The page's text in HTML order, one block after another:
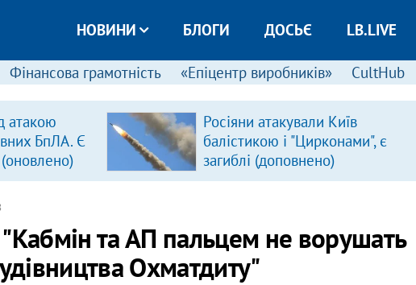
НОВИНИ БЛОГИ ДОСЬЄ LB.LIVE
Фінансова грамотність «Епіцентр виробників» CultHub
атакою
БпЛА. Є
Росіяни атакували Київ
балістикою і "Цирконами", є
загиблі (доповнено)
та АП пальцем не ворушать
Охматдиту"